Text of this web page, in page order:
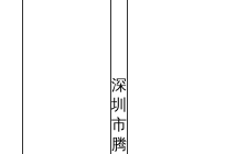
深
圳
市
腾